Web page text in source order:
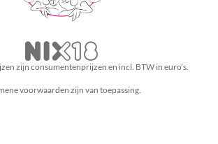
zijn consumentenprijzen en incl. BTW in euro’s.
voorwaarden zijn van toepassing.